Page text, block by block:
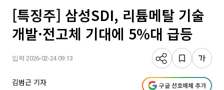
[특징주] 삼성SDI, 리튬메탈 기술
개발·전고체 기대에 5%대 급등
입력 2026-02-24 09:13
김범근 기자 구글 선호매체 추가